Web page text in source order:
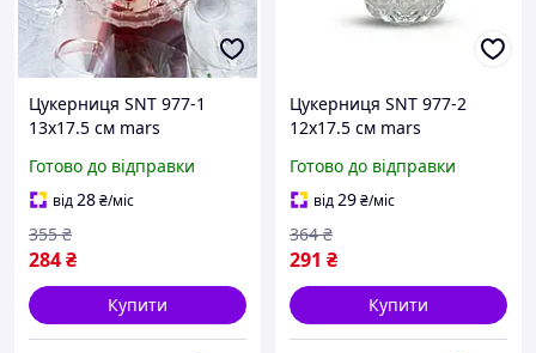
Цукерниця SNT 977-1
13х17.5 см mars
Готово до відправки
від28₴/міс
284₴
355 ₴
Купити
Цукерниця SNT 977-2
12х17.5 см mars
Готово до відправки
від29₴/міс
291 ₴
364 ₴
Купити